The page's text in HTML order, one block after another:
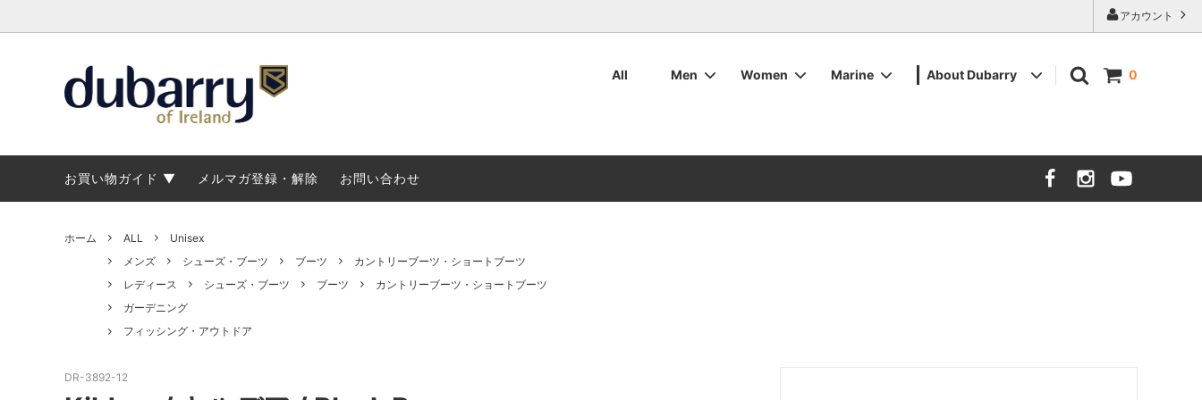
アカウント
0
All Men
カントリーブーツ・ショートブーツ マリンブーツ
Women
カントリーブーツ・ショートブーツ マリンブーツ
Marine
レディースデッキシューズ マリン用バッグ・その他用品
About Dubarry
ブーツラインナップ ブーツ周辺アクセサリ
お買い物ガイド メルマガ登録・解除 お問い合わせ
ホーム ALL
Unisex
メンズ
シューズ・ブーツ ブーツ
カントリーブーツ・ショートブーツ
レディース
シューズ・ブーツ ブーツ
カントリーブーツ・ショートブーツ
ガーデニング
フィッシング・アウトドア
DR-3892-12